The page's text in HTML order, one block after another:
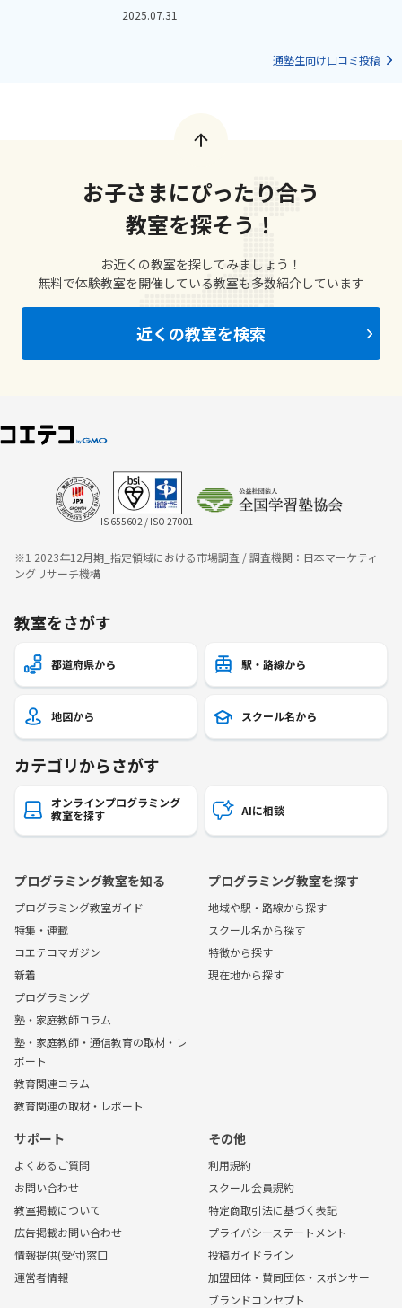
2025.07.31
通塾生向け口コミ投稿
お子さまにぴったり合う
教室を探そう！
お近くの教室を探してみましょう！
無料で体験教室を開催している教室も多数紹介しています
近くの教室を検索
IS 655602 / ISO 27001
※1 2023年12月期_指定領域における市場調査 / 調査機関：日本マーケティ
ングリサーチ機構
教室をさがす
都道府県から 駅・路線から
地図から スクール名から
カテゴリからさがす
オンラインプログラミング
教室を探す
AIに相談
プログラミング教室を知る
プログラミング教室ガイド
特集・連載
コエテコマガジン
新着
プログラミング
塾・家庭教師コラム
塾・家庭教師・通信教育の取材・レ
ポート
教育関連コラム
教育関連の取材・レポート
プログラミング教室を探す
地域や駅・路線から探す
スクール名から探す
特徴から探す
現在地から探す
サポート
よくあるご質問
お問い合わせ
教室掲載について
広告掲載お問い合わせ
情報提供(受付)窓口
運営者情報
その他
利用規約
スクール会員規約
特定商取引法に基づく表記
プライバシーステートメント
投稿ガイドライン
加盟団体・賛同団体・スポンサー
ブランドコンセプト